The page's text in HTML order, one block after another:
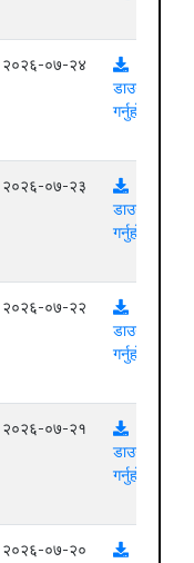
२०२६-०७-२४
डाउनलोड
गर्नुहोस्
२०२६-०७-२३
डाउनलोड
गर्नुहोस्
२०२६-०७-२२
डाउनलोड
गर्नुहोस्
२०२६-०७-२१
डाउनलोड
गर्नुहोस्
२०२६-०७-२०